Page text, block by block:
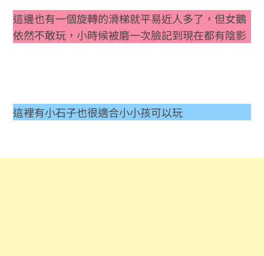
這邊也有一個旋轉的滑梯就平易近人多了，但女鵝
依然不敢玩，小時候被磨一次臉記到現在都有陰影
這裡有小石子也很適合小小孩可以玩